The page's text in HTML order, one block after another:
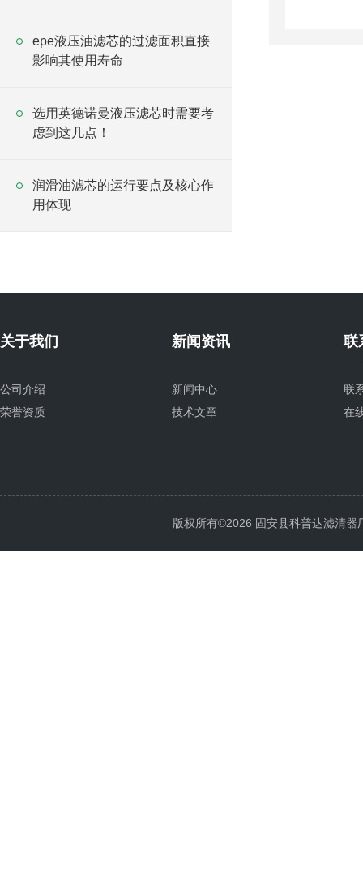
epe液压油滤芯的过滤面积直接
影响其使用寿命
选用英德诺曼液压滤芯时需要考
虑到这几点！
润滑油滤芯的运行要点及核心作
用体现
关于我们
公司介绍
荣誉资质
新闻资讯
新闻中心
技术文章
联
联
在
版权所有©2026 固安县科普达滤清